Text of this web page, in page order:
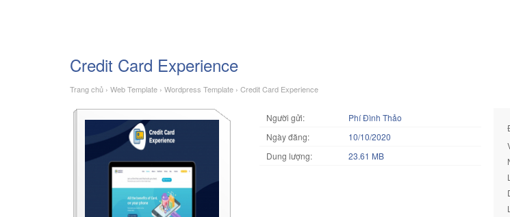
Credit Card Experience
Trang chủ › Web Template › Wordpress Template › Credit Card Experience
Người gửi:
Phí Đình Thảo
Ngày đăng:
10/10/2020
Dung lượng:
23.61 MB